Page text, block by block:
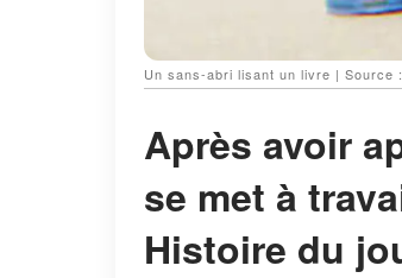
Un sans-abri lisant un livre | Source
Après avoir
se met à
Histoire du